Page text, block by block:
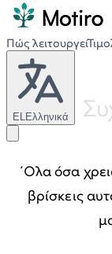
Πώς λειτουργεί
ELΕλληνικά
Όλα όσα
βρίσκεις